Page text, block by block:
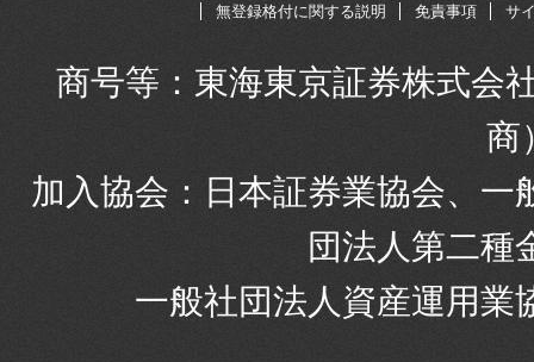
無登録格付に関する説明
免責事項 サ
商号等：東海東京証券株式会
商
加入協会：日本証券業協会、
団法人第二種
一般社団法人資産運用業